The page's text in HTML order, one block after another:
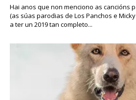
Hai anos que non menciono as cancións
(as súas parodias de Los Panchos e
a ter un 2019 tan completo...